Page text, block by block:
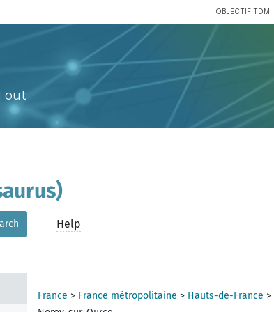
OBJECTIF TDM
out
Help
France > France métropolitaine > Hauts-de-France >